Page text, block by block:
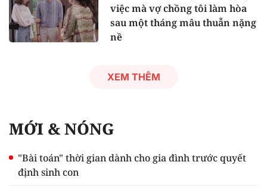
việc mà vợ chồng tôi làm hòa
sau một tháng mâu thuẫn nặng
nề
XEM THÊM
MỚI & NÓNG
"Bài toán" thời gian dành cho gia đình trước quyết
định sinh con